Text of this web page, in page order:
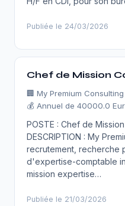
Publiée le 24/03/2026
Chef de Mission
🏢 My Premium Consulting
💰 Annuel de 40000.0
POSTE : Chef de
DESCRIPTION : My
recrutement, recherche
d'expertise-comptable
mission expertise…
Publiée le 21/03/2026